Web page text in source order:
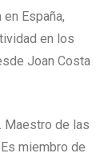
España,
en los
Joan Costa
Maestro de las
miembro de